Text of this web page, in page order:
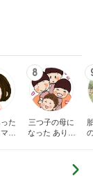
た
友
8
三つ子の母に
なった ありつ